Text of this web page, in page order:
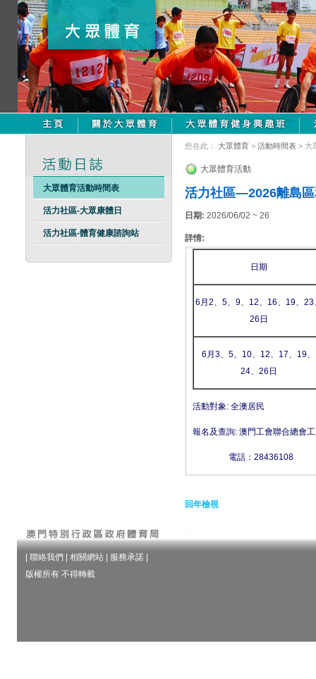
大眾體育活動時間表
活力社區-大眾康體日
活力社區-體育健康諮詢站
您在此： 大眾體育 > 活動時間表 > 大
大眾體育活動
活力社區—2026離島
日期: 2026/06/02 ~ 26
詳情:
日期
6月2、5、9、12、16、19、23
26日
6月3、5、10、12、17、19、
24、26日
活動對象: 全澳居民
報名及查詢: 澳門工會聯合總會
電話：28436108
回年檢視
聯絡我們 相關網站 服務承諾
版權所有 不得轉載